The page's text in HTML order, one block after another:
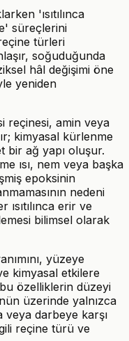
'ısıtılınca
süreçlerini
türleri
soğuduğunda
hâl değişimi öne
yeniden
reçinesi, amin veya
kimyasal kürlenme
bir ağ yapı oluşur.
ısı, nem veya başka
epoksinin
nedeni
erir ve
bilimsel olarak
yüzeye
kimyasal etkilere
bu özelliklerin düzeyi
üzerinde yalnızca
veya darbeye karşı
reçine türü ve